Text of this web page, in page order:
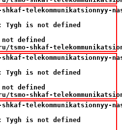
telekommunikatsionnyy-
Tygh is not defined
defined
tsmo-shkaf-
telekommunikatsionnyy-
Tygh is not defined
defined
tsmo-shkaf-
telekommunikatsionnyy-
Tygh is not defined